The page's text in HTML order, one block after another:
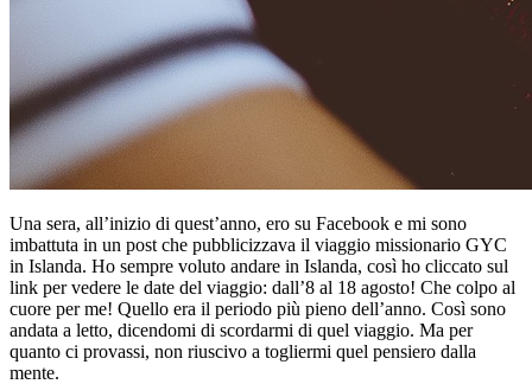
Una sera, all’inizio di quest’anno, ero su Facebook e mi sono
imbattuta in un post che pubblicizzava il viaggio missionario GYC
in Islanda. Ho sempre voluto andare in Islanda, così ho cliccato sul
link per vedere le date del viaggio: dall’8 al 18 agosto! Che colpo al
cuore per me! Quello era il periodo più pieno dell’anno. Così sono
andata a letto, dicendomi di scordarmi di quel viaggio. Ma per
quanto ci provassi, non riuscivo a togliermi quel pensiero dalla
mente.